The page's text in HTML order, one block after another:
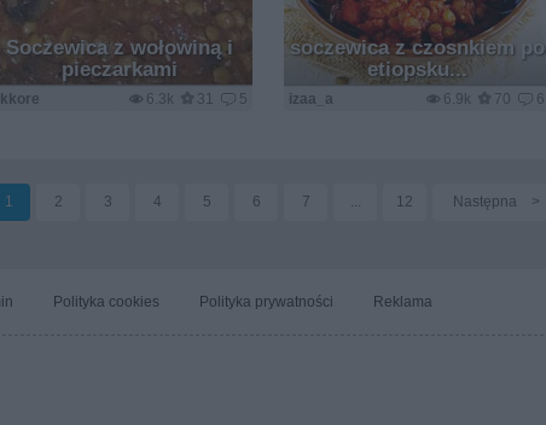
Soczewica z wołowiną i
pieczarkami
6.3k 31 5
soczewica z czosnkiem po
etiopsku...
6.9k 70 6
izaa_a
1 2 3 4 5 6 7 ... 12 Następna >
Polityka cookies Polityka prywatności Reklama